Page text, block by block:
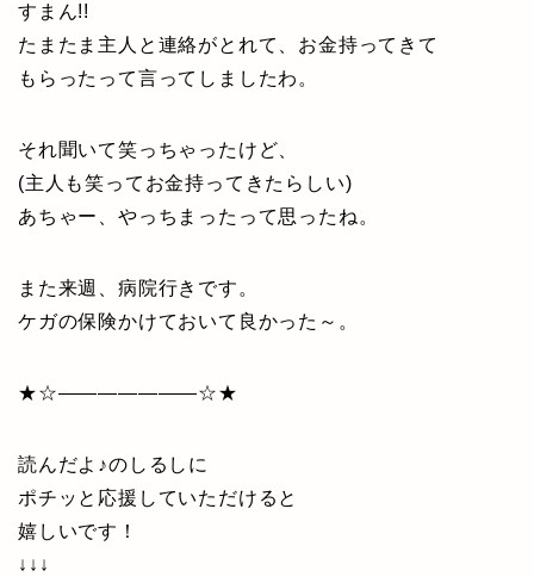
すまん!!
たまたま主人と連絡がとれて、お金持ってきて
もらったって言ってしましたわ。
それ聞いて笑っちゃったけど、
(主人も笑ってお金持ってきたらしい)
あちゃー、やっちまったって思ったね。
また来週、病院行きです。
ケガの保険かけておいて良かった～。
★☆———————☆★
読んだよ♪のしるしに
ポチッと応援していただけると
嬉しいです！
↓↓↓